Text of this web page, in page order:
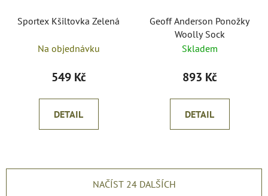
Sportex Kšiltovka Zelená
Na objednávku
549 Kč
DETAIL
Geoff Anderson Ponožky
Woolly Sock
Skladem
893 Kč
DETAIL
NAČÍST 24 DALŠÍCH